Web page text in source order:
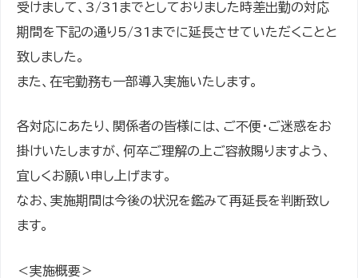
受けまして、3/31までとしておりました時差出勤の対応
期間を下記の通り5/31までに延長させていただくことと
致しました。
また、在宅勤務も一部導入実施いたします。
各対応にあたり、関係者の皆様には、ご不便・ご迷惑をお
掛けいたしますが、何卒ご理解の上ご容赦賜りますよう、
宜しくお願い申し上げます。
なお、実施期間は今後の状況を鑑みて再延長を判断致し
ます。
＜実施概要＞